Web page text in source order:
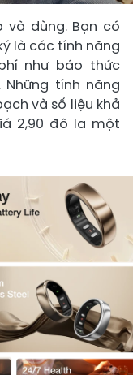
và dùng. Bạn có
là các tính năng
như báo thức
tính năng
và số liệu khả
2,90 đô la một